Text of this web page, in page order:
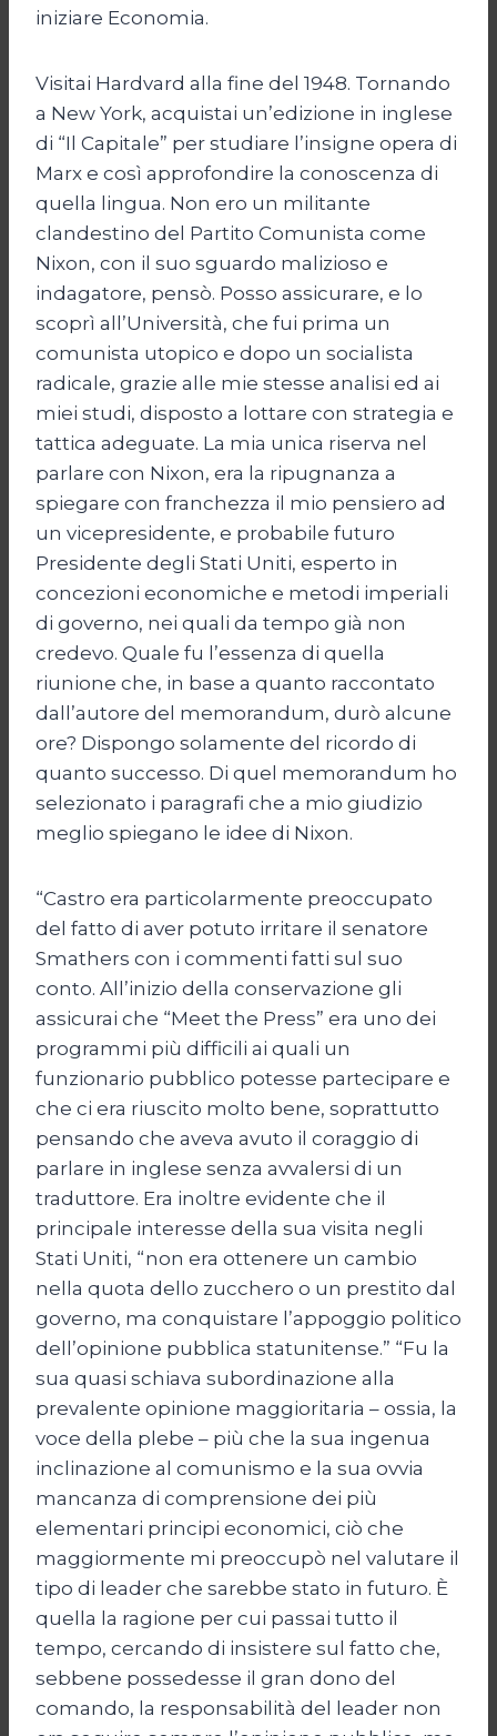
iniziare Economia.
Visitai Hardvard alla fine del 1948. Tornando
a New York, acquistai un’edizione in inglese
di “Il Capitale” per studiare l’insigne opera di
Marx e così approfondire la conoscenza di
quella lingua. Non ero un militante
clandestino del Partito Comunista come
Nixon, con il suo sguardo malizioso e
indagatore, pensò. Posso assicurare, e lo
scoprì all’Università, che fui prima un
comunista utopico e dopo un socialista
radicale, grazie alle mie stesse analisi ed ai
miei studi, disposto a lottare con strategia e
tattica adeguate. La mia unica riserva nel
parlare con Nixon, era la ripugnanza a
spiegare con franchezza il mio pensiero ad
un vicepresidente, e probabile futuro
Presidente degli Stati Uniti, esperto in
concezioni economiche e metodi imperiali
di governo, nei quali da tempo già non
credevo. Quale fu l’essenza di quella
riunione che, in base a quanto raccontato
dall’autore del memorandum, durò alcune
ore? Dispongo solamente del ricordo di
quanto successo. Di quel memorandum ho
selezionato i paragrafi che a mio giudizio
meglio spiegano le idee di Nixon.
“Castro era particolarmente preoccupato
del fatto di aver potuto irritare il senatore
Smathers con i commenti fatti sul suo
conto. All’inizio della conservazione gli
assicurai che “Meet the Press” era uno dei
programmi più difficili ai quali un
funzionario pubblico potesse partecipare e
che ci era riuscito molto bene, soprattutto
pensando che aveva avuto il coraggio di
parlare in inglese senza avvalersi di un
traduttore. Era inoltre evidente che il
principale interesse della sua visita negli
Stati Uniti, “non era ottenere un cambio
nella quota dello zucchero o un prestito dal
governo, ma conquistare l’appoggio politico
dell’opinione pubblica statunitense.” “Fu la
sua quasi schiava subordinazione alla
prevalente opinione maggioritaria – ossia, la
voce della plebe – più che la sua ingenua
inclinazione al comunismo e la sua ovvia
mancanza di comprensione dei più
elementari principi economici, ciò che
maggiormente mi preoccupò nel valutare il
tipo di leader che sarebbe stato in futuro. È
quella la ragione per cui passai tutto il
tempo, cercando di insistere sul fatto che,
sebbene possedesse il gran dono del
comando, la responsabilità del leader non